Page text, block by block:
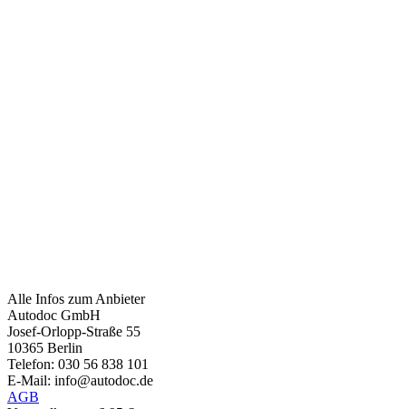
Alle Infos zum Anbieter
Autodoc GmbH
Josef-Orlopp-Straße 55
10365 Berlin
Telefon: 030 56 838 101
E-Mail: info@autodoc.de
AGB